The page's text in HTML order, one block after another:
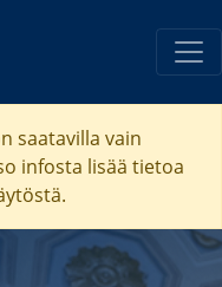
saatavilla vain
infosta lisää tietoa